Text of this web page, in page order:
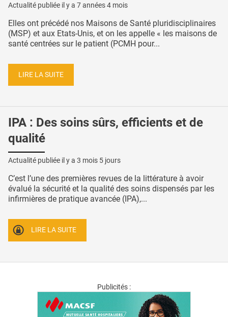
Actualité publiée il y a 7 années 4 mois
Elles ont précédé nos Maisons de Santé pluridisciplinaires
(MSP) et aux Etats-Unis, et on les appelle « les maisons de
santé centrées sur le patient (PCMH pour...
LIRE LA SUITE
IPA : Des soins sûrs, efficients et de
qualité
Actualité publiée il y a 3 mois 5 jours
C’est l’une des premières revues de la littérature à avoir
évalué la sécurité et la qualité des soins dispensés par les
infirmières de pratique avancée (IPA),...
LIRE LA SUITE
Publicités :